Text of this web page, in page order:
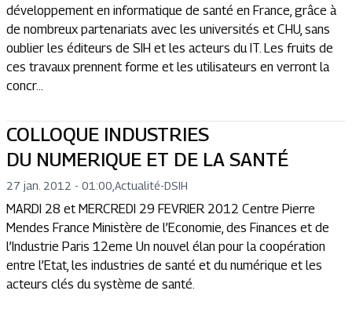
développement en informatique de santé en France, grâce à
de nombreux partenariats avec les universités et CHU, sans
oublier les éditeurs de SIH et les acteurs du IT. Les fruits de
ces travaux prennent forme et les utilisateurs en verront la
concr...
COLLOQUE INDUSTRIES
DU NUMERIQUE ET DE LA SANTÉ
27 jan. 2012 - 01:00 Actualité-DSIH
MARDI 28 et MERCREDI 29 FEVRIER 2012 Centre Pierre
Mendes France Ministère de l’Economie, des Finances et de
l’Industrie Paris 12eme Un nouvel élan pour la coopération
entre l’Etat, les industries de santé et du numérique et les
acteurs clés du système de santé.